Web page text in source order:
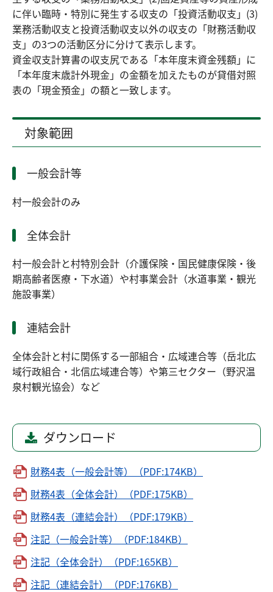
に伴い臨時・特別に発生する収支の「投資活動収支」(3)
業務活動収支と投資活動収支以外の収支の「財務活動収
支」の3つの活動区分に分けて表示します。
資金収支計算書の収支尻である「本年度末資金残額」に
「本年度末歳計外現金」の金額を加えたものが貸借対照
表の「現金預金」の額と一致します。
対象範囲
一般会計等
村一般会計のみ
全体会計
村一般会計と村特別会計（介護保険・国民健康保険・後
期高齢者医療・下水道）や村事業会計（水道事業・観光
施設事業）
連結会計
全体会計と村に関係する一部組合・広域連合等（岳北広
域行政組合・北信広域連合等）や第三セクター（野沢温
泉村観光協会）など
ダウンロード
財務4表（一般会計等）（PDF:174KB）
財務4表（全体会計）（PDF:175KB）
財務4表（連結会計）（PDF:179KB）
注記（一般会計等）（PDF:184KB）
注記（全体会計）（PDF:165KB）
注記（連結会計）（PDF:176KB）